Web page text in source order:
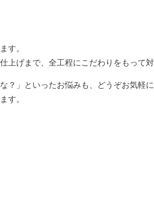
す。
げまで、全工程にこだわりをもって対
？」といったお悩みも、どうぞお気軽に
す。